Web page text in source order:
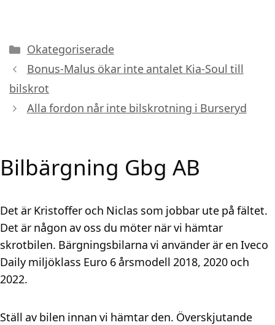
Kategorier
Okategoriserade
Bonus-Malus ökar inte antalet Kia-Soul till
bilskrot
Alla fordon når inte bilskrotning i Burseryd
Bilbärgning Gbg AB
Det är Kristoffer och Niclas som jobbar ute på fältet.
Det är någon av oss du möter när vi hämtar
skrotbilen. Bärgningsbilarna vi använder är en Iveco
Daily miljöklass Euro 6 årsmodell 2018, 2020 och
2022.
Ställ av bilen innan vi hämtar den. Överskjutande